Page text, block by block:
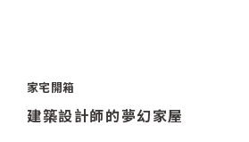
家宅開箱
建築設計師的夢幻家屋